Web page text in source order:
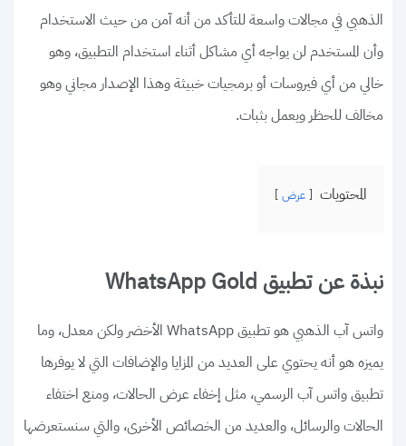
الذهبي في مجالات واسعة للتأكد من أنه آمن من حيث الاستخدام
وأن المستخدم لن يواجه أي مشاكل أثناء استخدام التطبيق، وهو
خالي من أي فيروسات أو برمجيات خبيثة وهذا الإصدار مجاني وهو
مخالف للحظر ويعمل بثبات.
المحتويات عرض
نبذة عن تطبيق WhatsApp Gold
واتس آب الذهبي هو تطبيق WhatsApp الأخضر ولكن معدل، وما
يميزه هو أنه يحتوي على العديد من المزايا والإضافات التي لا يوفرها
تطبيق واتس آب الرسمي، مثل إخفاء عرض الحالات، ومنع اختفاء
الحالات والرسائل، والعديد من الخصائص الأخرى، والتي سنستعرضها